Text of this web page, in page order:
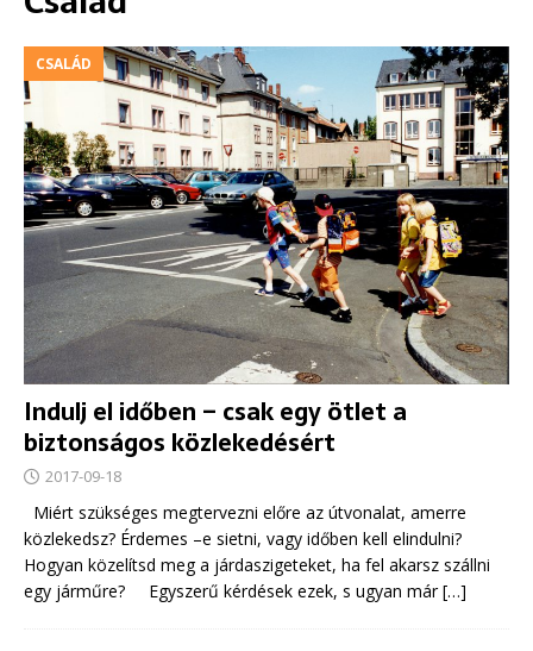
CSALÁD
Indulj el időben – csak egy ötlet a
biztonságos közlekedésért
2017-09-18
Miért szükséges megtervezni előre az útvonalat, amerre
közlekedsz? Érdemes –e sietni, vagy időben kell elindulni?
Hogyan közelítsd meg a járdaszigeteket, ha fel akarsz szállni
egy járműre? Egyszerű kérdések ezek, s ugyan már[…]